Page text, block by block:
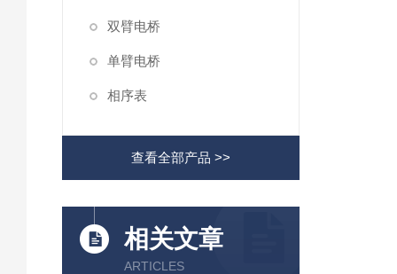
双臂电桥
单臂电桥
相序表
查看全部产品 >>
相关文章
ARTICLES